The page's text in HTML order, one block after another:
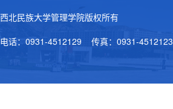
西北民族大学管理学院版权所有
电话：0931-4512129 传真：0931-4512123